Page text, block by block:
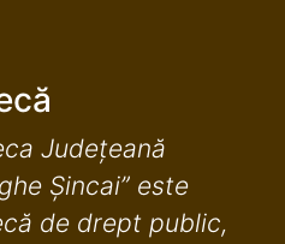
Județeană
Șincai” este
de drept public,